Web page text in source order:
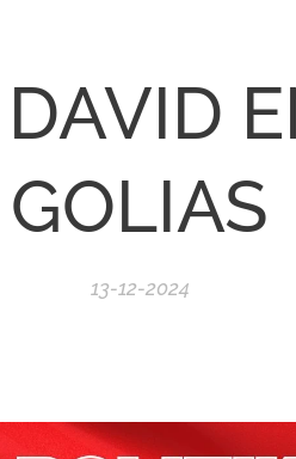
GOLIAS
13-12-2024